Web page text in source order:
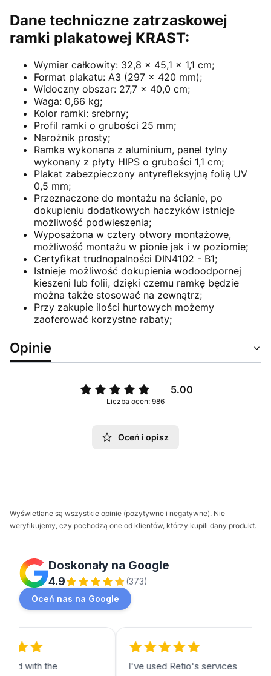
Dane techniczne zatrzaskowej
ramki plakatowej KRAST:
Wymiar całkowity: 32,8 x 45,1 x 1,1 cm;
Format plakatu: A3 (297 x 420 mm);
Widoczny obszar: 27,7 x 40,0 cm;
Waga: 0,66 kg;
Kolor ramki: srebrny;
Profil ramki o grubości 25 mm;
Narożnik prosty;
Ramka wykonana z aluminium, panel tylny
wykonany z płyty HIPS o grubości 1,1 cm;
Plakat zabezpieczony antyrefleksyjną folią UV
0,5 mm;
Przeznaczone do montażu na ścianie, po
dokupieniu dodatkowych haczyków istnieje
możliwość podwieszenia;
Wyposażona w cztery otwory montażowe,
możliwość montażu w pionie jak i w poziomie;
Certyfikat trudnopalności DIN4102 - B1;
Istnieje możliwość dokupienia wodoodpornej
kieszeni lub folii, dzięki czemu ramkę będzie
można także stosować na zewnątrz;
Przy zakupie ilości hurtowych możemy
zaoferować korzystne rabaty;
Opinie
5.00
Liczba ocen: 986
Oceń i opisz
Wyświetlane są wszystkie opinie (pozytywne i negatywne). Nie
weryfikujemy, czy pochodzą one od klientów, którzy kupili dany produkt.